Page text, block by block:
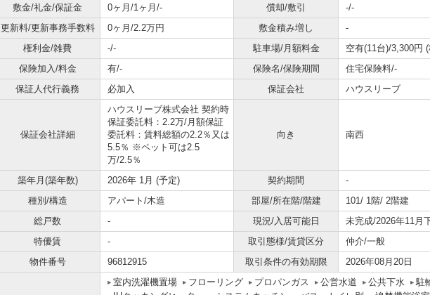
敷金/礼金/保証金
0ヶ月/1ヶ月/- 償却/敷引
-/-
更新料/更新事務手数料
0ヶ月/2.2万円 敷金積み増し
-
権利金/雑費
-/- 駐車場/月額料金
空有(11台)/3,300円
保険加入/料金
有/- 保険名/保険期間
住宅保険料/-
保証人代行義務
必加入 保証会社 ハウスリーブ
保証会社詳細
ハウスリーブ株式会社 契約時
保証委託料：2.2万/月額保証
委託料：賃料総額の2.2％又は
5.5％ ※ペット可は2.5
万/2.5％
向き 南西
築年月(築年数) 2026年 1月 (予定) 契約期間
-
種別/構造
アパート/木造 部屋/所在階/階建
101/ 1階/ 2階建
総戸数
- 現況/入居可能日
未完成/2026年11月
特優賃
- 取引態様/賃貸区分
仲介/一般
物件番号
96812915 取引条件の有効期限 2026年08月20日
室内洗濯機置場 フローリング プロパンガス 公営水道 公共下水
駐